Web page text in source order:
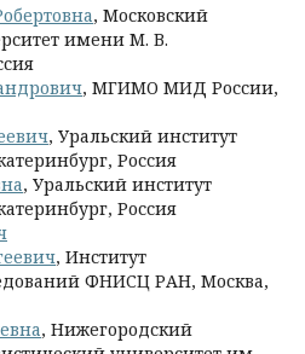
, Московский
имени М. В.
, МГИМО МИД России,
, Уральский институт
Россия
, Уральский институт
Россия
, Институт
ФНИСЦ РАН, Москва,
, Нижегородский